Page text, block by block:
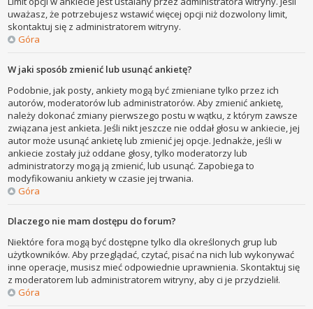
uważasz, że potrzebujesz wstawić więcej opcji niż dozwolony limit,
skontaktuj się z administratorem witryny.
Góra
W jaki sposób zmienić lub usunąć ankietę?
Podobnie, jak posty, ankiety mogą być zmieniane tylko przez ich
autorów, moderatorów lub administratorów. Aby zmienić ankietę,
należy dokonać zmiany pierwszego postu w wątku, z którym zawsze
związana jest ankieta. Jeśli nikt jeszcze nie oddał głosu w ankiecie, jej
autor może usunąć ankietę lub zmienić jej opcje. Jednakże, jeśli w
ankiecie zostały już oddane głosy, tylko moderatorzy lub
administratorzy mogą ją zmienić, lub usunąć. Zapobiega to
modyfikowaniu ankiety w czasie jej trwania.
Góra
Dlaczego nie mam dostępu do forum?
Niektóre fora mogą być dostępne tylko dla określonych grup lub
użytkowników. Aby przeglądać, czytać, pisać na nich lub wykonywać
inne operacje, musisz mieć odpowiednie uprawnienia. Skontaktuj się
z moderatorem lub administratorem witryny, aby ci je przydzielił.
Góra